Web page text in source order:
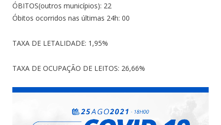
ÓBITOS(outros municípios): 22
Óbitos ocorridos nas últimas 24h: 00
TAXA DE LETALIDADE: 1,95%
TAXA DE OCUPAÇÃO DE LEITOS: 26,66%